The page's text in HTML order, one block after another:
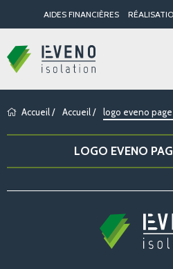
AIDES FINANCIÈRES
Accueil/ Accueil/ logo eveno
LOGO EVENO